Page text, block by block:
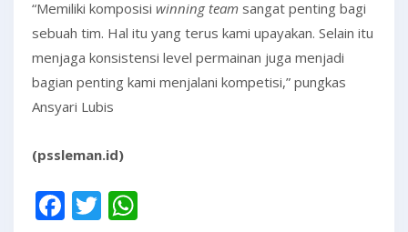
“Memiliki komposisi winning team sangat penting bagi
sebuah tim. Hal itu yang terus kami upayakan. Selain itu
menjaga konsistensi level permainan juga menjadi
bagian penting kami menjalani kompetisi,” pungkas
Ansyari Lubis
(pssleman.id)
Facebook
Twitter